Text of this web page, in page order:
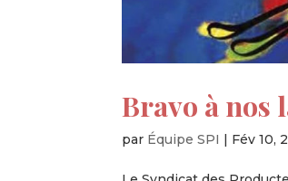
Bravo à nos
par Équipe SPI | Fév 10,